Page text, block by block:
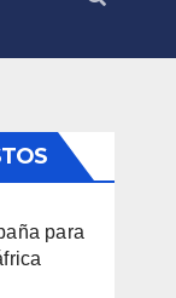
para